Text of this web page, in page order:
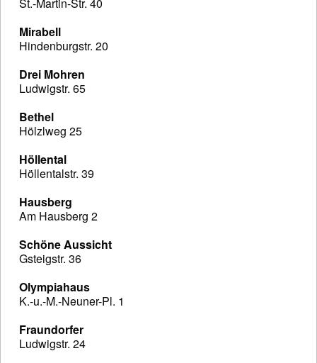
St.-Martin-Str. 40
Mirabell
Hindenburgstr. 20
Drei Mohren
Ludwigstr. 65
Bethel
Hölzlweg 25
Höllental
Höllentalstr. 39
Hausberg
Am Hausberg 2
Schöne Aussicht
Gsteigstr. 36
Olympiahaus
K.-u.-M.-Neuner-Pl. 1
Fraundorfer
Ludwigstr. 24